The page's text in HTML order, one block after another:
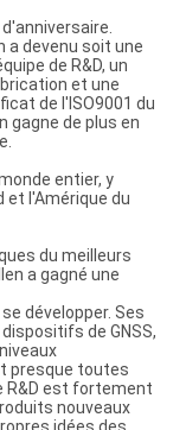
a devenu soit une
de R&D, un
et une
de l'ISO9001 du
gagne de plus en
entier, y
et l'Amérique du
du meilleurs
a gagné une
développer. Ses
de GNSS,
presque toutes
R&D est fortement
nouveaux
idées des